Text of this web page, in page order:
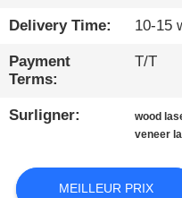
PROPOS
DE
NOUS
D'USINE
Delivery Time: 10-15
Payment
Terms:
T/T
Surligner: wood
veneer
MEILLEUR PRIX